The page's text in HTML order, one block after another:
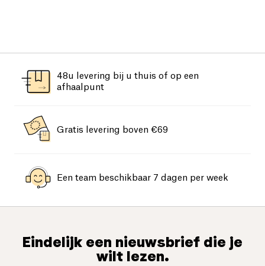
48u levering bij u thuis of op een
afhaalpunt
Gratis levering boven €69
Een team beschikbaar 7 dagen per week
Eindelijk een nieuwsbrief die je
wilt lezen.